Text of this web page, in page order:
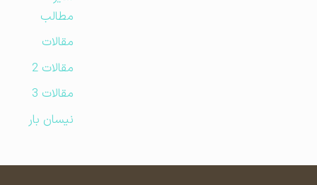
مطالب
مقالات
مقالات 2
مقالات 3
نیسان بار